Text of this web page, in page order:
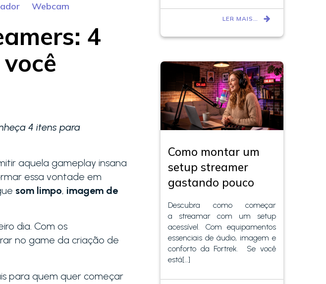
Webcam
4
4 itens para
aquela gameplay insana
essa vontade em
som limpo, imagem de
dia. Com os
no game da criação de
para quem quer começar
LER MAIS…
Como montar um
setup streamer
gastando pouco
Descubra como começar
a streamar com um setup
acessível. Com equipamentos
essenciais de áudio, imagem e
conforto da Fortrek. Se você
está[…]